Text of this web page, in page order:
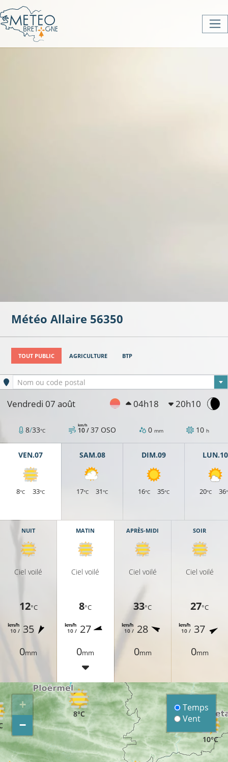
Météo Allaire 56350
TOUT PUBLIC AGRICULTURE BTP
Ville sélectionnée
Nom ou code postal
Vendredi 07 août 04h18 20h10
8/33°C 10 /
km/h 37 OSO 0 mm 10 h
VEN.07
8°C 33°C
SAM.08
17°C 31°C
DIM.09
16°C 35°C
LUN.10
20°C 36
NUIT
Ciel voilé
12°C
10 /
km/h 35
0mm
MATIN
Ciel voilé
8°C
10 /
km/h 27
0mm
APRÈS-MIDI
Ciel voilé
33°C
10 /
km/h 28
0mm
SOIR
Ciel voilé
27°C
10 /
km/h 37
0mm
8°C
10°C
+
−
Temps
Vent